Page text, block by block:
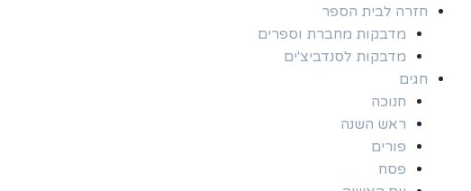
חזרה לבית הספר
מדבקות מחברת וספרים
מדבקות לסנדביצ'ים
חגים
חנוכה
ראש השנה
פורים
פסח